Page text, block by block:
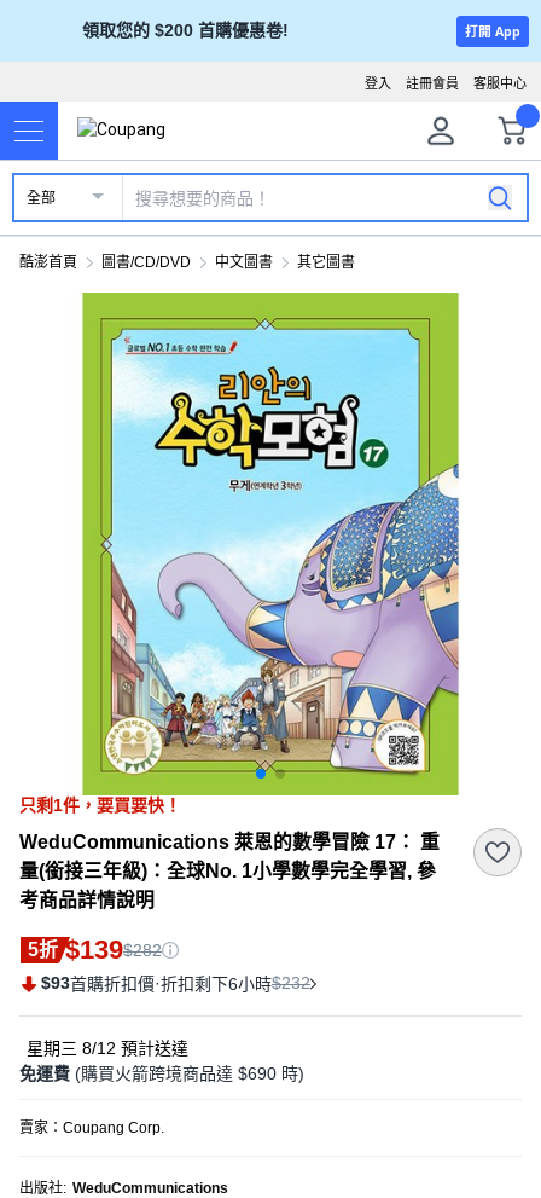
領取您的 $200 首購優惠卷! 打開 App
客服中心
註冊會員
登入
全部
酷澎首頁 圖書/CD/DVD 中文圖書 其它圖書
只剩1件， 要買要快！
WeduCommunications 萊恩的數學冒險 17： 重
量(銜接三年級)：全球No. 1小學數學完全學習, 參
考商品詳情說明
5折 $139$282
$93首購折扣價·折扣剩下6小時$232
星期三 8/12 預計送達
免運費 (購買火箭跨境商品達 $690 時)
賣家： Coupang Corp.
出版社: WeduCommunications